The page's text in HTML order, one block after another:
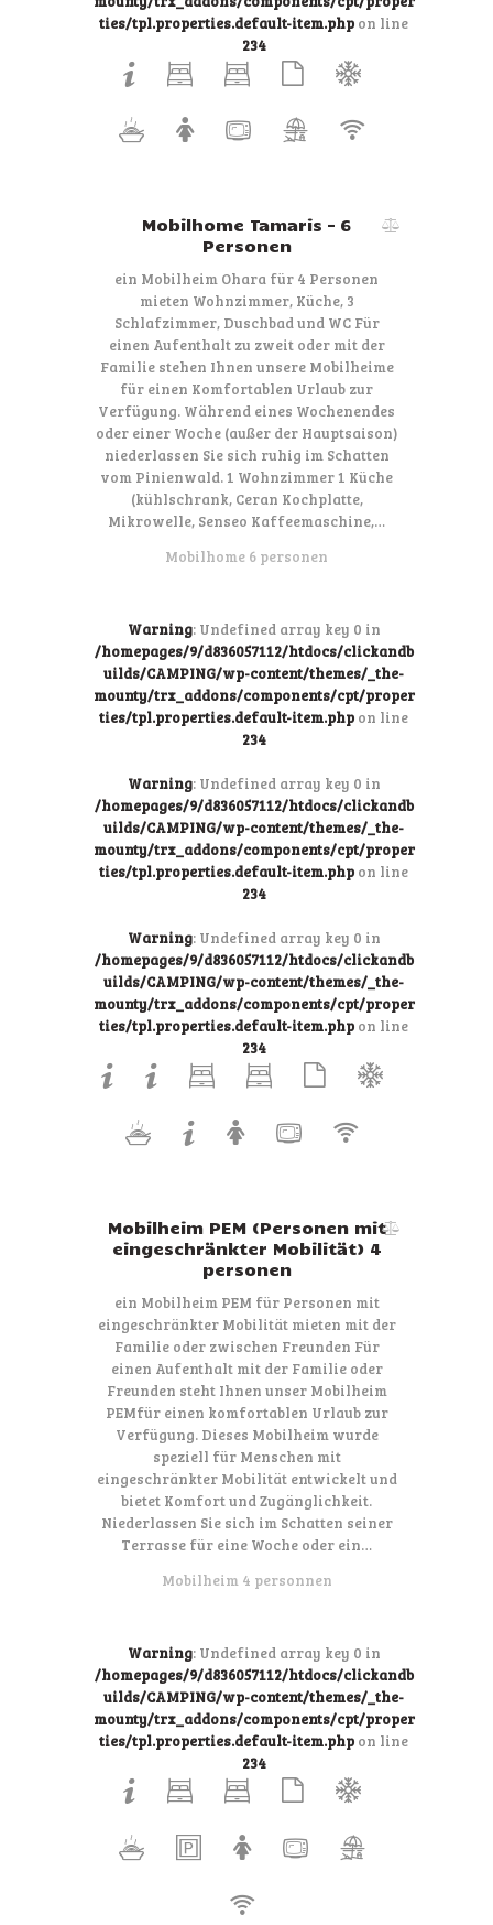
ties/tpl.properties.default-item.php on line
234
Mobilhome Tamaris – 6
Personen
ein Mobilheim Ohara für 4 Personen
mieten Wohnzimmer, Küche, 3
Schlafzimmer, Duschbad und WC Für
einen Aufenthalt zu zweit oder mit der
Familie stehen Ihnen unsere Mobilheime
für einen Komfortablen Urlaub zur
Verfügung. Während eines Wochenendes
oder einer Woche (außer der Hauptsaison)
niederlassen Sie sich ruhig im Schatten
vom Pinienwald. 1 Wohnzimmer 1 Küche
(kühlschrank, Ceran Kochplatte,
Mikrowelle, Senseo Kaffeemaschine,…
Mobilhome 6 personen
Warning: Undefined array key 0 in
/homepages/9/d836057112/htdocs/clickandb
uilds/CAMPING/wp-content/themes/_the-
mounty/trx_addons/components/cpt/proper
ties/tpl.properties.default-item.php on line
234
Warning: Undefined array key 0 in
/homepages/9/d836057112/htdocs/clickandb
uilds/CAMPING/wp-content/themes/_the-
mounty/trx_addons/components/cpt/proper
ties/tpl.properties.default-item.php on line
234
Warning: Undefined array key 0 in
/homepages/9/d836057112/htdocs/clickandb
uilds/CAMPING/wp-content/themes/_the-
mounty/trx_addons/components/cpt/proper
ties/tpl.properties.default-item.php on line
234
Mobilheim PEM (Personen mit
eingeschränkter Mobilität) 4
personen
ein Mobilheim PEM für Personen mit
eingeschränkter Mobilität mieten mit der
Familie oder zwischen Freunden Für
einen Aufenthalt mit der Familie oder
Freunden steht Ihnen unser Mobilheim
PEMfür einen komfortablen Urlaub zur
Verfügung. Dieses Mobilheim wurde
speziell für Menschen mit
eingeschränkter Mobilität entwickelt und
bietet Komfort und Zugänglichkeit.
Niederlassen Sie sich im Schatten seiner
Terrasse für eine Woche oder ein…
Mobilheim 4 personnen
Warning: Undefined array key 0 in
/homepages/9/d836057112/htdocs/clickandb
uilds/CAMPING/wp-content/themes/_the-
mounty/trx_addons/components/cpt/proper
ties/tpl.properties.default-item.php on line
234